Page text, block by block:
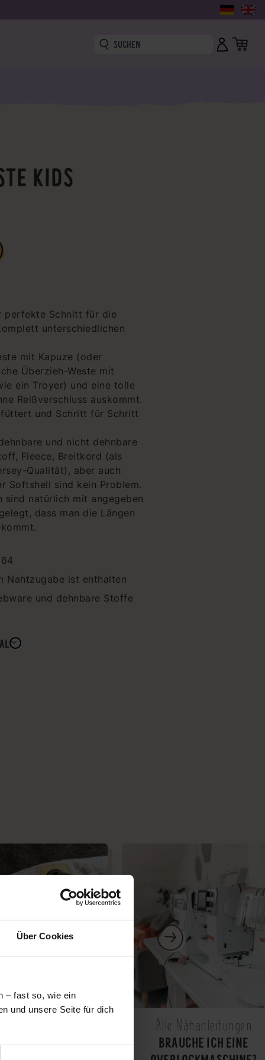
Über Cookies
– fast so, wie ein
und unsere Seite für dich
KIDS
perfekte Schnitt für die
unterschiedlichen
mit Kapuze (oder
Überzieh-Weste mit
ein Troyer) und eine tolle
Reißverschluss auskommt.
und Schritt für Schritt
und nicht dehnbare
Fleece, Breitkord (als
Qualität), aber auch
Softshell sind kein Problem.
sind natürlich mit angegeben
dass man die Längen
Nahtzugabe ist enthalten
und dehnbare Stoffe
KORDELN & ÖSEN
Alle Nähanleitungen
BRAUCHE ICH EINE